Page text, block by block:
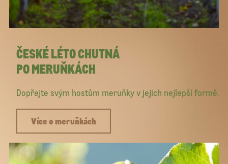
ČESKÉ LÉTO CHUTNÁ
PO MERUŇKÁCH
Dopřejte svým hostům meruňky v jejich nejlepší formě.
Více o meruňkách